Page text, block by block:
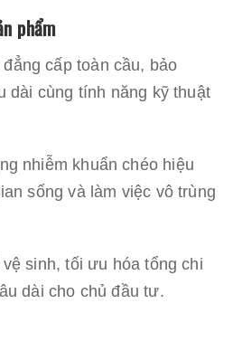
phẩm
cấp toàn cầu, bảo
dài cùng tính năng kỹ thuật
nhiễm khuẩn chéo hiệu
sống và làm việc vô trùng
sinh, tối ưu hóa tổng chi
dài cho chủ đầu tư.